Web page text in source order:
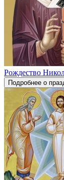
Рождество
Подробнее о